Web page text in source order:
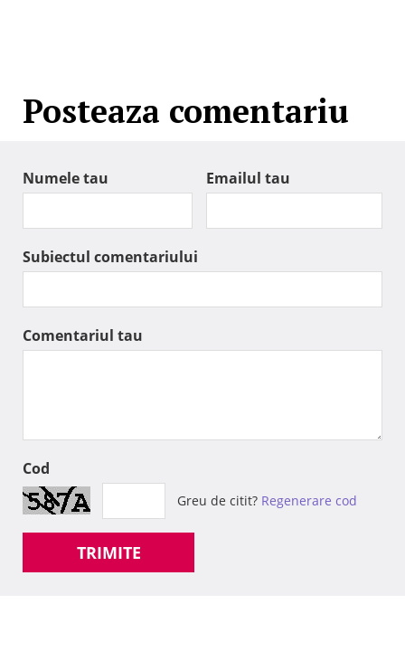
Posteaza comentariu
Numele tau Emailul tau
Subiectul comentariului
Comentariul tau
Cod
Greu de citit? Regenerare cod
TRIMITE